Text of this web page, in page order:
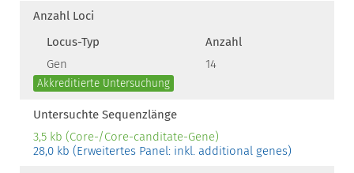
Anzahl Loci
Locus-Typ
Anzahl
Gen
14
Akkreditierte Untersuchung
Untersuchte Sequenzlänge
3,5 kb (Core-/Core-canditate-Gene)
28,0 kb (Erweitertes Panel: inkl. additional genes)